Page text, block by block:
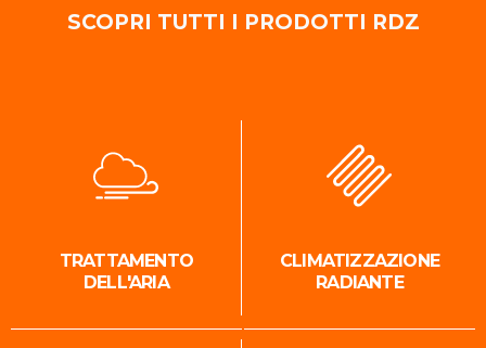
SCOPRI TUTTI I PRODOTTI RDZ
TRATTAMENTO
DELL'ARIA
CLIMATIZZAZIONE
RADIANTE